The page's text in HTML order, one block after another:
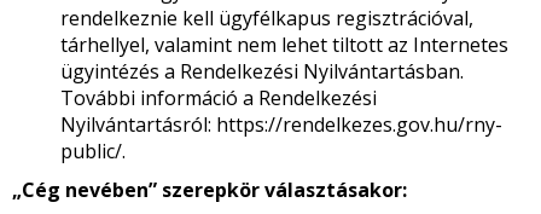
rendelkeznie kell ügyfélkapus regisztrációval,
tárhellyel, valamint nem lehet tiltott az Internetes
ügyintézés a Rendelkezési Nyilvántartásban.
További információ a Rendelkezési
Nyilvántartásról: https://rendelkezes.gov.hu/rny-
public/.
„Cég nevében” szerepkör választásakor: